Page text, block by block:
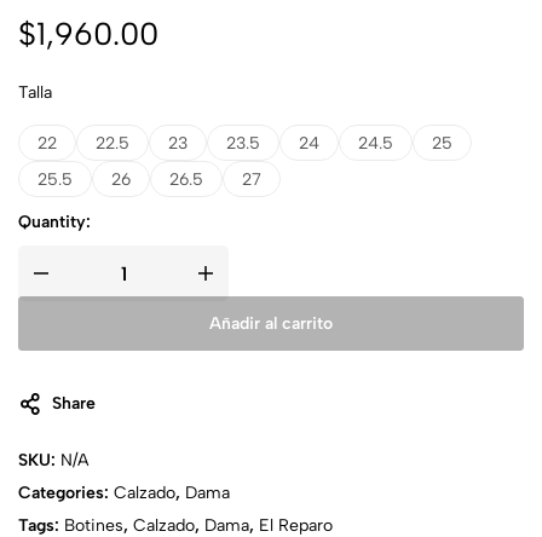
$1,960.00
Talla
22 22.5 23 23.5 24 24.5
25
25.5
26 26.5 27
Quantity:
Añadir al carrito
Share
SKU: N/A
Categories: Calzado, Dama
Tags: Botines, Calzado, Dama, El Reparo